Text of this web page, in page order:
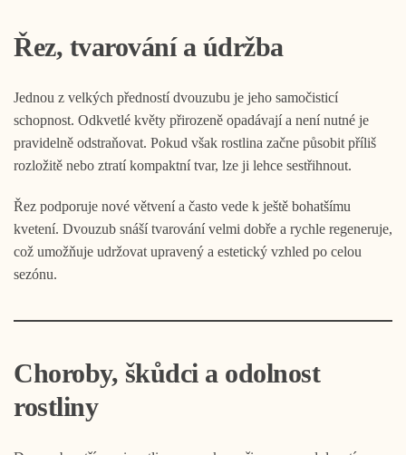
Řez, tvarování a údržba
Jednou z velkých předností dvouzubu je jeho samočisticí
schopnost. Odkvetlé květy přirozeně opadávají a není nutné je
pravidelně odstraňovat. Pokud však rostlina začne působit příliš
rozložitě nebo ztratí kompaktní tvar, lze ji lehce sestřihnout.
Řez podporuje nové větvení a často vede k ještě bohatšímu
kvetení. Dvouzub snáší tvarování velmi dobře a rychle regeneruje,
což umožňuje udržovat upravený a estetický vzhled po celou
sezónu.
Choroby, škůdci a odolnost
rostliny